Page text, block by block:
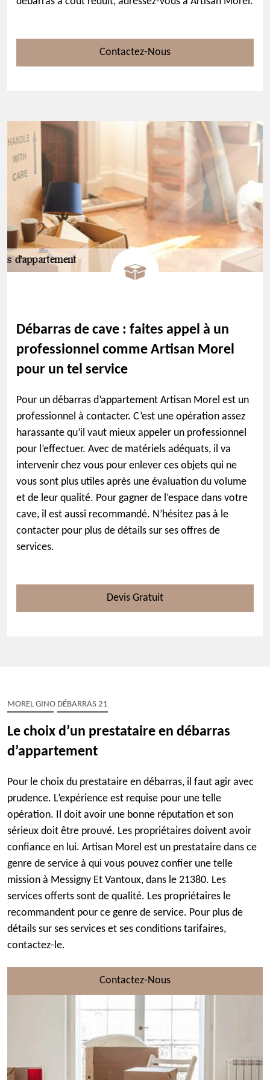
Contactez-Nous
Débarras de cave : faites appel à un
professionnel comme Artisan Morel
pour un tel service
Pour un débarras d’appartement Artisan Morel est un
professionnel à contacter. C’est une opération assez
harassante qu’il vaut mieux appeler un professionnel
pour l’effectuer. Avec de matériels adéquats, il va
intervenir chez vous pour enlever ces objets qui ne
vous sont plus utiles après une évaluation du volume
et de leur qualité. Pour gagner de l’espace dans votre
cave, il est aussi recommandé. N’hésitez pas à le
contacter pour plus de détails sur ses offres de
services.
Devis Gratuit
MOREL GINO DÉBARRAS 21
Le choix d’un prestataire en débarras
d’appartement
Pour le choix du prestataire en débarras, il faut agir avec
prudence. L’expérience est requise pour une telle
opération. Il doit avoir une bonne réputation et son
sérieux doit être prouvé. Les propriétaires doivent avoir
confiance en lui. Artisan Morel est un prestataire dans ce
genre de service à qui vous pouvez confier une telle
mission à Messigny Et Vantoux, dans le 21380. Les
services offerts sont de qualité. Les propriétaires le
recommandent pour ce genre de service. Pour plus de
détails sur ses services et ses conditions tarifaires,
contactez-le.
Contactez-Nous